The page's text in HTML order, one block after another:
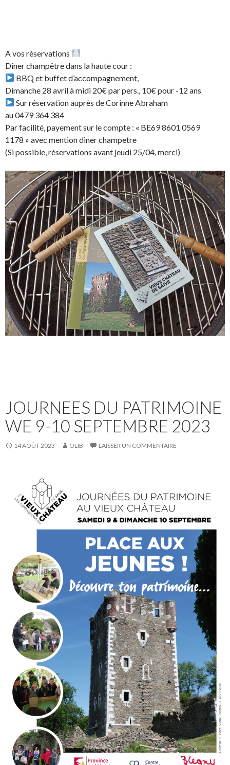
A vos réservations
Dîner champêtre dans la haute cour :
BBQ et buffet d’accompagnement,
Dimanche 28 avril à midi 20€ par pers., 10€ pour -12 ans
Sur réservation auprès de Corinne Abraham
au 0479 364 384
Par facilité, payement sur le compte : « BE69 8601 0569
1178 » avec mention diner champetre
(Si possible, réservations avant jeudi 25/04, merci)
JOURNEES DU PATRIMOINE
WE 9-10 SEPTEMBRE 2023
14 AOÛT 2023 OLIB LAISSER UN COMMENTAIRE